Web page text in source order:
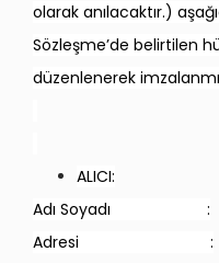
olarak anılacaktır.)
Sözleşme’de belirtilen
düzenlenerek
ALICI:
Adı Soyadı :
Adresi :